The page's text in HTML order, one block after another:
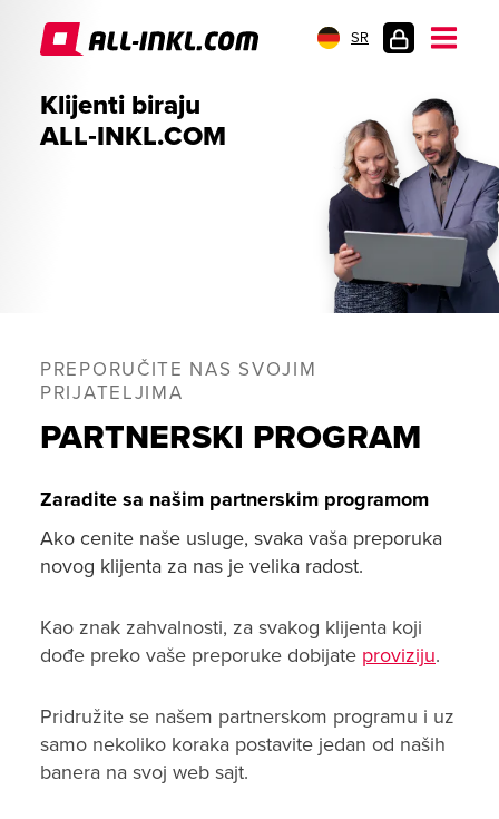
SR
Klijenti biraju
ALL‑INKL.COM
PREPORUČITE NAS SVOJIM
PRIJATELJIMA
PARTNERSKI PROGRAM
Zaradite sa našim partnerskim programom
Ako cenite naše usluge, svaka vaša preporuka
novog klijenta za nas je velika radost.
Kao znak zahvalnosti, za svakog klijenta koji
dođe preko vaše preporuke dobijate proviziju.
Pridružite se našem partnerskom programu i uz
samo nekoliko koraka postavite jedan od naših
banera na svoj web sajt.